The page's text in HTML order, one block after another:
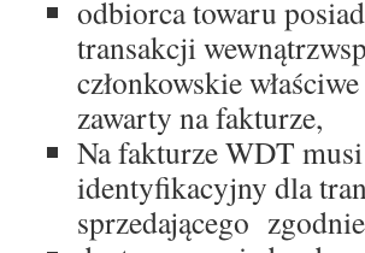
odbiorca towaru
transakcji
członkowskie
zawarty na fakturze,
Na fakturze WDT
identyfikacyjny dla
sprzedającego